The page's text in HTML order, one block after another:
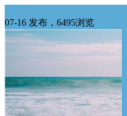
07-16 发布，6495浏览